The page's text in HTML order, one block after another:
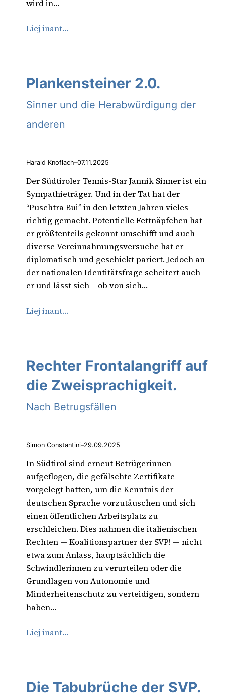
wird in…
Liej inant…
Plankensteiner 2.0.
Sinner und die Herabwürdigung der
anderen
Harald Knoflach–07.11.2025
Der Südtiroler Tennis-Star Jannik Sinner ist ein
Sympathieträger. Und in der Tat hat der
“Puschtra Bui” in den letzten Jahren vieles
richtig gemacht. Potentielle Fettnäpfchen hat
er größtenteils gekonnt umschifft und auch
diverse Vereinnahmungsversuche hat er
diplomatisch und geschickt pariert. Jedoch an
der nationalen Identitätsfrage scheitert auch
er und lässt sich – ob von sich…
Liej inant…
Rechter Frontalangriff auf
die Zweisprachigkeit.
Nach Betrugsfällen
Simon Constantini–29.09.2025
In Südtirol sind erneut Betrügerinnen
aufgeflogen, die gefälschte Zertifikate
vorgelegt hatten, um die Kenntnis der
deutschen Sprache vorzutäuschen und sich
einen öffentlichen Arbeitsplatz zu
erschleichen. Dies nahmen die italienischen
Rechten — Koalitionspartner der SVP! — nicht
etwa zum Anlass, hauptsächlich die
Schwindlerinnen zu verurteilen oder die
Grundlagen von Autonomie und
Minderheitenschutz zu verteidigen, sondern
haben…
Liej inant…
Die Tabubrüche der SVP.